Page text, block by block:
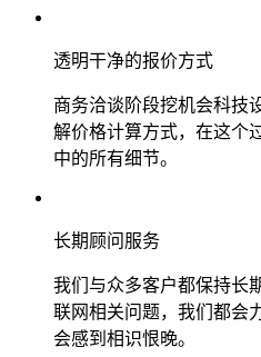
透明干净的报价方式
商务洽谈阶段挖机会科技
解价格计算方式，在这个
中的所有细节。
长期顾问服务
我们与众多客户都保持长
联网相关问题，我们都会
会感到相识恨晚。